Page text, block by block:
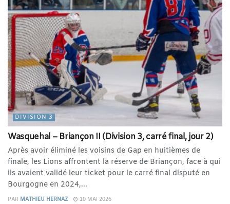
DIVISION 3
Wasquehal – Briançon II (Division 3, carré final, jour 2)
Après avoir éliminé les voisins de Gap en huitièmes de
finale, les Lions affrontent la réserve de Briançon, face à qui
ils avaient validé leur ticket pour le carré final disputé en
Bourgogne en 2024,...
PAR MATHIEU HERNAZ 10 MAI 2026